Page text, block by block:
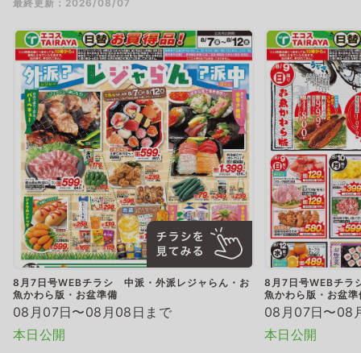
最終更新：2026/08/07
8月7日号WEBチラシ 中派・外派レジャらん・お
魚かわら版・お盆準備
08月07日〜08月08日まで
本日公開
8月7日号WEBチラ
魚かわら版・お盆準
08月07日〜08
本日公開